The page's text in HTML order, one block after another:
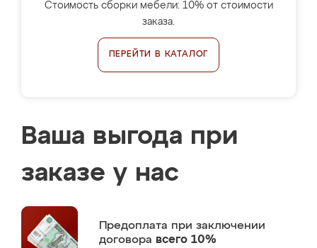
Стоимость сборки мебели: 10% от стоимости
заказа.
ПЕРЕЙТИ В КАТАЛОГ
Ваша выгода при
заказе у нас
Предоплата при заключении
договора всего 10%